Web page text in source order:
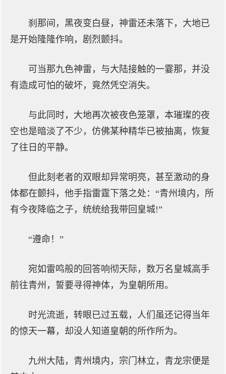
刹那间，黑夜变白昼，神雷还未落下，大地已
是开始隆隆作响，剧烈颤抖。
可当那九色神雷，与大陆接触的一霎那，并没
有造成可怕的破坏，竟然凭空消失。
与此同时，大地再次被夜色笼罩，本璀璨的夜
空也是暗淡了不少，仿佛某种精华已被抽离，恢复
了往日的平静。
但此刻老者的双眼却异常明亮，甚至激动的身
体都在颤抖，他手指雷霆下落之处：“青州境内，所
有今夜降临之子，统统给我带回皇城!”
“遵命！”
宛如雷鸣般的回答响彻天际，数万名皇城高手
前往青州，誓要寻得神体，为皇朝所用。
时光流逝，转眼已过五载，人们虽还记得当年
的惊天一幕，却没人知道皇朝的所作所为。
九州大陆，青州境内，宗门林立，青龙宗便是